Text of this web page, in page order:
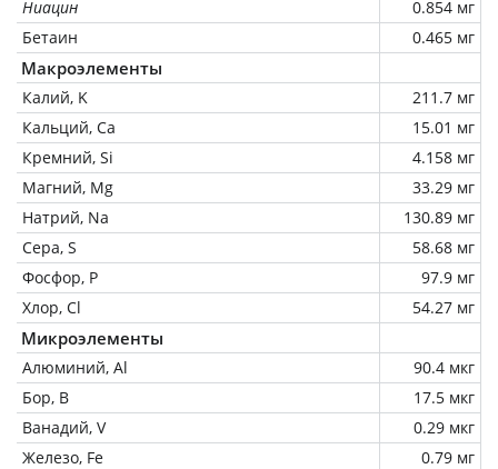
Ниацин
0.854 мг
Бетаин
0.465 мг
Макроэлементы
Калий, K
211.7 мг
Кальций, Ca
15.01 мг
Кремний, Si
4.158 мг
Магний, Mg
33.29 мг
Натрий, Na
130.89 мг
Сера, S
58.68 мг
Фосфор, P
97.9 мг
Хлор, Cl
54.27 мг
Микроэлементы
Алюминий, Al
90.4 мкг
Бор, B
17.5 мкг
Ванадий, V
0.29 мкг
Железо, Fe
0.79 мг